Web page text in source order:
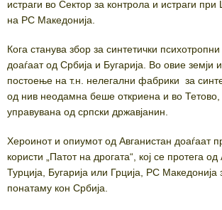
истраги во Сектор за контрола и истраги
на РС Македонија.
Кога станува збор за синтетички
доаѓаат од Србија и Бугарија. Во овие земји
постоење на т.н. нелегални фабрики за
од нив неодамна беше откриена и во
управувана од српски државјанин.
Хероинот и опиумот од Авганистан доаѓаат
користи „Патот на дрогата“, кој се протега
Турција, Бугарија или Грција, РС
понатаму кон Србија.